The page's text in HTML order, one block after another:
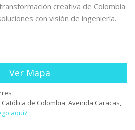
creativa de Colombia
con visión de ingeniería.
Ver Mapa
de Colombia, Avenida Caracas,
aquí?